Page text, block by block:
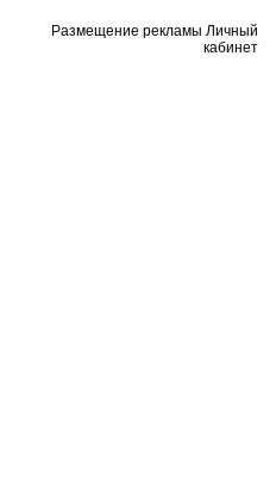
Размещение рекламы Личный
кабинет